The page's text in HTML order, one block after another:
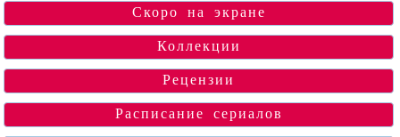
Скоро на экране
Коллекции
Рецензии
Расписание сериалов